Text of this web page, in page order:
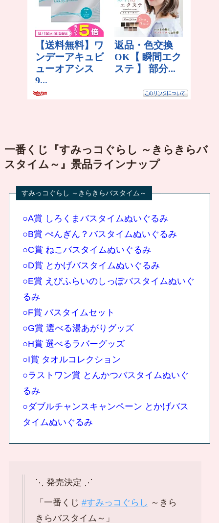
一番くじ『すみっコぐらし ～きらきらバ
スタイム～』景品ラインナップ
○A賞 しろくまバスタイムぬいぐるみ
○B賞 ぺんぎん？バスタイムぬいぐるみ
○C賞 ねこバスタイムぬいぐるみ
○D賞 とかげバスタイムぬいぐるみ
○E賞 えびふらいのしっぽバスタイムぬいぐ
るみ
○F賞 バスタイムセット
○G賞 選べる湯あがりグッズ
○H賞 選べるラバーグッズ
○I賞 タオルコレクション
○ラストワン賞 とんかつバスタイムぬいぐ
るみ
○ダブルチャンスキャンペーン とかげバス
タイムぬいぐるみ
⋱ 発売決定 ⋰
「一番くじ #すみっコぐらし ～きら
きらバスタイム～」